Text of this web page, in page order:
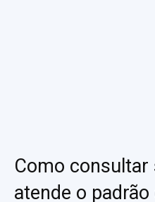
Como consultar
atende o